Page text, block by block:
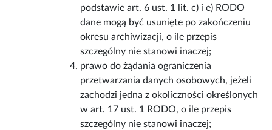
podstawie art. 6 ust. 1 lit. c) i e) RODO
dane mogą być usunięte po zakończeniu
okresu archiwizacji, o ile przepis
szczególny nie stanowi inaczej;
prawo do żądania ograniczenia
przetwarzania danych osobowych, jeżeli
zachodzi jedna z okoliczności określonych
w art. 17 ust. 1 RODO, o ile przepis
szczególny nie stanowi inaczej;